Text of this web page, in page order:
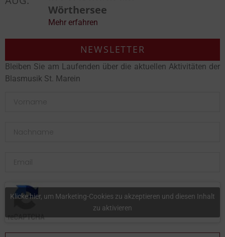
Wörthersee
Mehr erfahren
NEWSLETTER
Bleiben Sie am Laufenden über die aktuellen Aktivitäten der
Blasmusik St. Marein
Klicke hier, um Marketing-Cookies zu akzeptieren und diesen Inhalt
zu aktivieren